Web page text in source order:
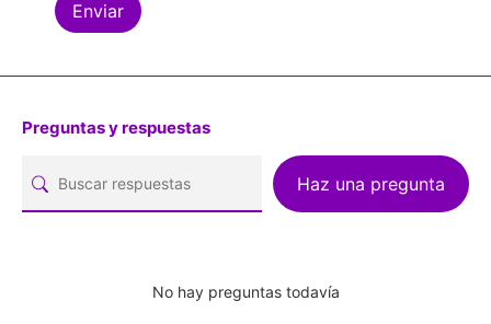
Preguntas y respuestas
Haz una pregunta
No hay preguntas todavía